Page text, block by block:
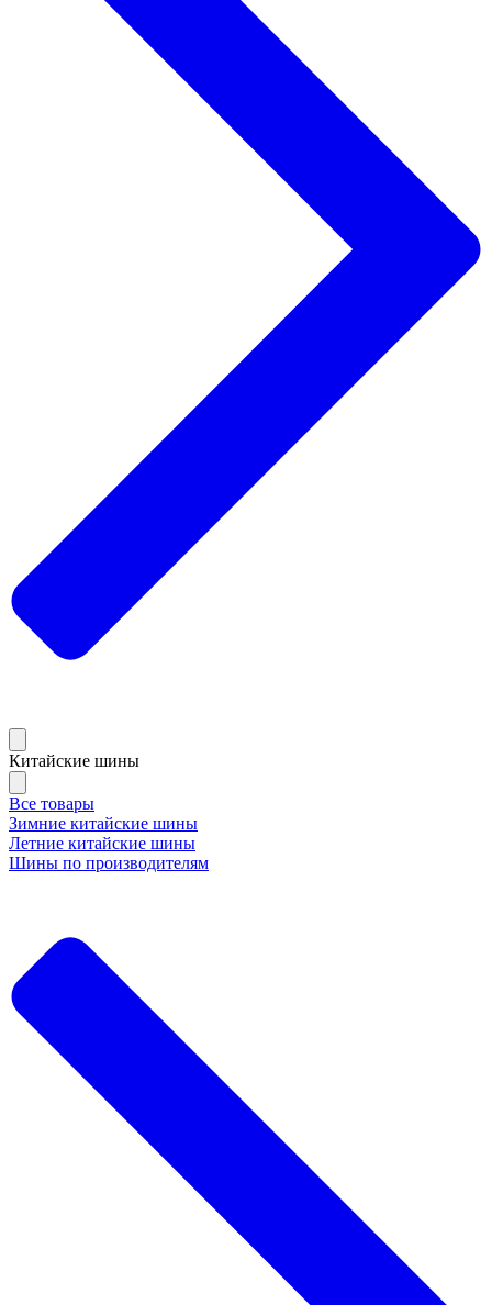
Китайские шины
Все товары
Зимние китайские шины
Летние китайские шины
Шины по производителям